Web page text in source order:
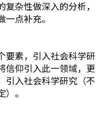
杂性做深入的分析，
点补充。
要素，引入社会科学研
信仰引入此一领域，更
引入社会科学研究（不
。